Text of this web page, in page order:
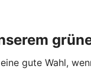
gute Wahl,